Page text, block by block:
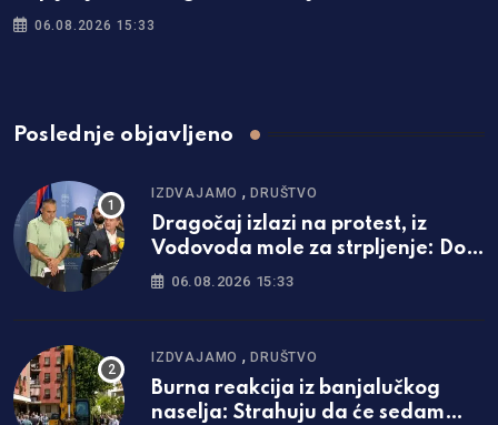
06.08.2026 15:33
Poslednje objavljeno
IZDVAJAMO ,DRUŠTVO
Dragočaj izlazi na protest, iz
Vodovoda mole za strpljenje: Do
ovog datuma najavili kraj
06.08.2026 15:33
IZDVAJAMO ,DRUŠTVO
Burna reakcija iz banjalučkog
naselja: Strahuju da će sedam